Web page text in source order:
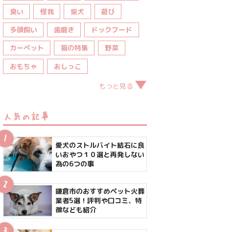
臭い
怪我 柴犬
遊び
多頭飼い
歯磨き
ドックフード
カーペット
猫の特集
野菜
おもちゃ
おしっこ
もっと見る
人気の記事
愛犬のストルバイト結石に良
いおやつ１０選と再発しない
為の6つの事
鎌倉市のおすすめペット火葬
業者5選！評判や口コミ、特
徴なども紹介